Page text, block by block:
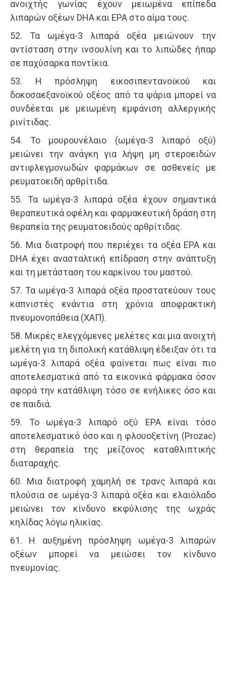
ανοιχτής γωνίας έχουν μειωμένα επίπεδα
λιπαρών οξέων DHA και EPA στο αίμα τους.
52. Τα ωμέγα-3 λιπαρά οξέα μειώνουν την
αντίσταση στην ινσουλίνη και το λιπώδες ήπαρ
σε παχύσαρκα ποντίκια.
53. Η πρόσληψη εικοσιπεντανοϊκού και
δοκοσαεξανοϊκού οξέος από τα ψάρια μπορεί να
συνδέεται με μειωμένη εμφάνιση αλλεργικής
ρινίτιδας.
54. Το μουρουνέλαιο (ωμέγα-3 λιπαρό οξύ)
μειώνει την ανάγκη για λήψη μη στεροειδών
αντιφλεγμονωδών φαρμάκων σε ασθενείς με
ρευματοειδή αρθρίτιδα.
55. Τα ωμέγα-3 λιπαρά οξέα έχουν σημαντικά
θεραπευτικά οφέλη και φαρμακευτική δράση στη
θεραπεία της ρευματοειδούς αρθρίτιδας.
56. Μια διατροφή που περιέχει τα οξέα ΕΡΑ και
DHA έχει ανασταλτική επίδραση στην ανάπτυξη
και τη μετάσταση του καρκίνου του μαστού.
57. Τα ωμέγα-3 λιπαρά οξέα προστατεύουν τους
καπνιστές ενάντια στη χρόνια αποφρακτική
πνευμονοπάθεια (ΧΑΠ).
58. Μικρές ελεγχόμενες μελέτες και μια ανοιχτή
μελέτη για τη διπολική κατάθλιψη έδειξαν ότι τα
ωμέγα-3 λιπαρά οξέα φαίνεται πως είναι πιο
αποτελεσματικά από τα εικονικά φάρμακα όσον
αφορά την κατάθλιψη τόσο σε ενήλικες όσο και
σε παιδιά.
59. Το ωμέγα-3 λιπαρό οξύ ΕΡΑ είναι τόσο
αποτελεσματικό όσο και η φλουοξετίνη (Prozac)
στη θεραπεία της μείζονος καταθλιπτικής
διαταραχής.
60. Μια διατροφή χαμηλή σε τρανς λιπαρά και
πλούσια σε ωμέγα-3 λιπαρά οξέα και ελαιόλαδο
μειώνει τον κίνδυνο εκφύλισης της ωχράς
κηλίδας λόγω ηλικίας.
61. Η αυξημένη πρόσληψη ωμέγα-3 λιπαρών
οξέων μπορεί να μειώσει τον κίνδυνο
πνευμονίας.